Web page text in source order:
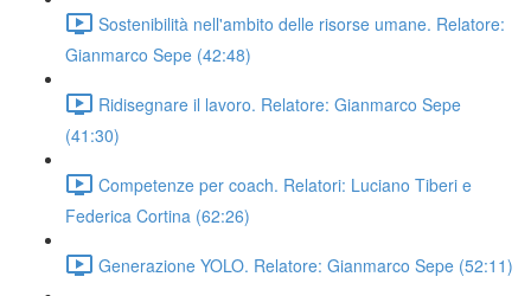
Sostenibilità nell'ambito delle risorse umane. Relatore:
Gianmarco Sepe (42:48)
Ridisegnare il lavoro. Relatore: Gianmarco Sepe
(41:30)
Competenze per coach. Relatori: Luciano Tiberi e
Federica Cortina (62:26)
Generazione YOLO. Relatore: Gianmarco Sepe (52:11)